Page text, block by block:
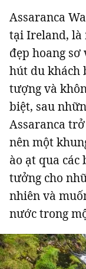
Assaranca
tại Ireland, là
đẹp hoang
hút du khách
tượng và
biệt, sau
Assaranca
nên một
ào ạt qua
tưởng cho
nhiên và
nước trong